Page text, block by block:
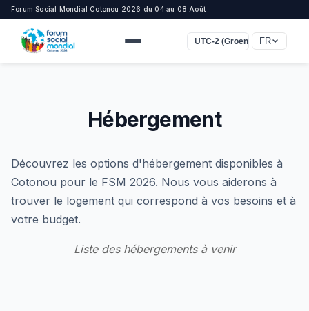
Forum Social Mondial Cotonou 2026 du 04 au 08 Août
UTC-2 (Groenland)
FR
Hébergement
Découvrez les options d'hébergement disponibles à
Cotonou pour le FSM 2026. Nous vous aiderons à
trouver le logement qui correspond à vos besoins et à
votre budget.
Liste des hébergements à venir